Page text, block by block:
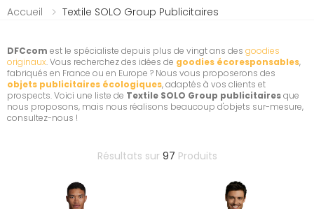
Accueil Textile SOLO Group Publicitaires
DFCcom est le spécialiste depuis plus de vingt ans des goodies
originaux. Vous recherchez des idées de goodies écoresponsables,
fabriqués en France ou en Europe ? Nous vous proposerons des
objets publicitaires écologiques, adaptés à vos clients et
prospects. Voici une liste de Textile SOLO Group publicitairesque
nous proposons, mais nous réalisons beaucoup d'objets sur-mesure,
consultez-nous !
Résultats sur 97 Produits